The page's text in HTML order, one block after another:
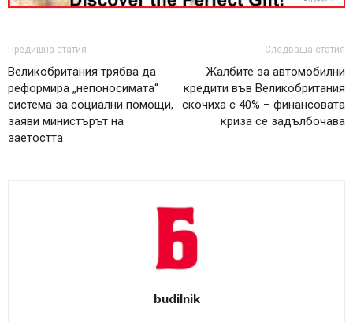
Предишна статия
Великобритания трябва да
реформира „непоносимата“
система за социални помощи,
заяви министърът на
заетостта
Следваща статия
Жалбите за автомобилни
кредити във Великобритания
скочиха с 40% – финансовата
криза се задълбочава
budilnik